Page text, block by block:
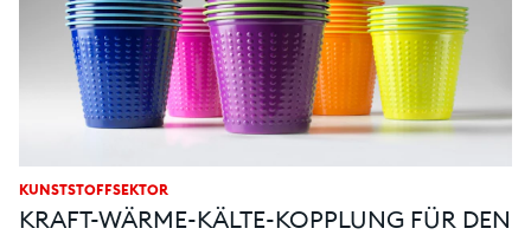
KUNSTSTOFFSEKTOR
KRAFT-WÄRME-KÄLTE-KOPPLUNG FÜR DEN